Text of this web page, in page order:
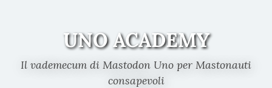
UNO ACADEMY
Il vademecum di Mastodon Uno per Mastonauti
consapevoli